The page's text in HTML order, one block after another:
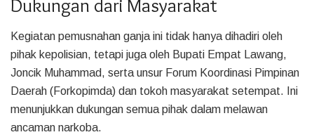
Dukungan dari Masyarakat
Kegiatan pemusnahan ganja ini tidak hanya dihadiri oleh
pihak kepolisian, tetapi juga oleh Bupati Empat Lawang,
Joncik Muhammad, serta unsur Forum Koordinasi Pimpinan
Daerah (Forkopimda) dan tokoh masyarakat setempat. Ini
menunjukkan dukungan semua pihak dalam melawan
ancaman narkoba.